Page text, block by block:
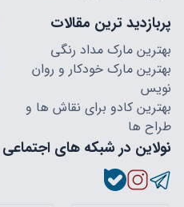
پربازدید ترین مقالات
بهترین مارک مداد رنگی
بهترین مارک خودکار و روان
نویس
بهترین کادو برای نقاش ها و
طراح ها
نولاین در شبکه های اجتماعی